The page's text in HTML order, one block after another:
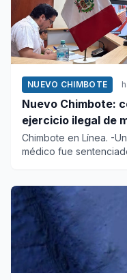
NUEVO CHIMBOTE
Nuevo Chimbote:
ejercicio ilegal de
Chimbote en Línea. -
médico fue